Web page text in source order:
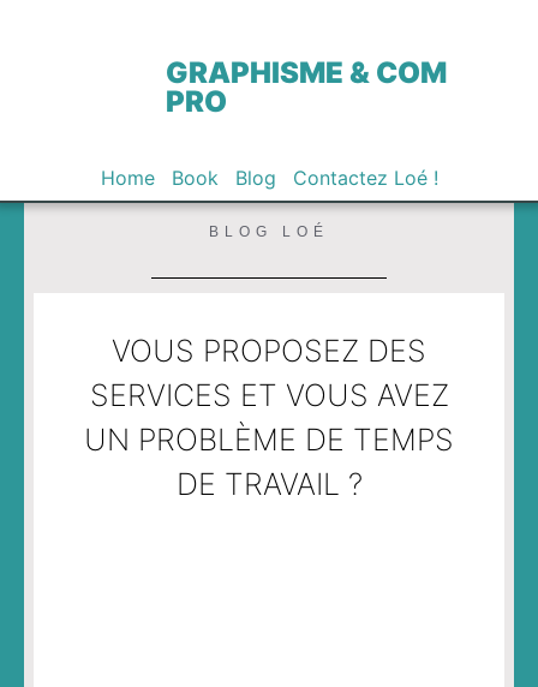
GRAPHISME & COM
PRO
Home Book Blog Contactez Loé !
BLOG LOÉ
VOUS PROPOSEZ DES
SERVICES ET VOUS AVEZ
UN PROBLÈME DE TEMPS
DE TRAVAIL ?